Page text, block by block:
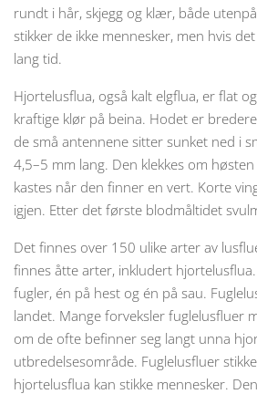
rundt i hår, skjegg og klær, både
stikker de ikke mennesker, men hvis
lang tid.
Hjortelusflua, også kalt elgflua, er flat
kraftige klør på beina. Hodet er
de små antennene sitter sunket ned i
4,5–5 mm lang. Den klekkes om
kastes når den finner en vert. Korte
igjen. Etter det første blodmåltidet
Det finnes over 150 ulike arter av
finnes åtte arter, inkludert
fugler, én på hest og én på sau.
landet. Mange forveksler fuglelusfluer
om de ofte befinner seg langt unna
utbredelsesområde. Fuglelusfluer
hjortelusflua kan stikke mennesker.